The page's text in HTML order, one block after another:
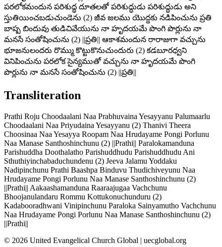
పరలోకమందున పరిశుద్ధ దూతలతో పరిశుద్ధుడు పరిశుద్ధుడు అని
స్తుతియించబడుచుండెను (2) జీవ జలము యొద్దకు నడిపించును ప్రతి
బాష్ప బిందువు తుడిచివేయును నా హృదయమే పొంగి పొర్లును నా
మనసే సంతోషించును (2) ||ప్రతి|| ఆకాశమందున రారాజుగా వచ్చును
భూజనులందరు రొమ్ము కొట్టుకొనుచుందురు (2) కడబూరధ్వని
వినిపించును పరలోక సైన్యముతో వచ్చును నా హృదయమే పొంగి
పొర్లును నా మనసే సంతోషించును (2) ||ప్రతి||
Transliteration
Prathi Roju Choodaalani Naa Prabhuvaina Yesayyanu Palumaarlu
Choodaalani Naa Priyudaina Yesayyanu (2) Thanivi Theera
Choosinaa Naa Yesayya Roopam Naa Hrudayame Pongi Porlunu
Naa Manase Santhoshinchunu (2) ||Prathi|| Paralokamanduna
Parishuddha Doothalatho Parishuddhudu Parishuddhudu Ani
Sthuthiyinchabaduchundenu (2) Jeeva Jalamu Yoddaku
Nadipinchunu Prathi Baashpa Binduvu Thudichiveyunu Naa
Hrudayame Pongi Porlunu Naa Manase Santhoshinchunu (2)
||Prathi|| Aakaashamanduna Raaraajugaa Vachchunu
Bhoojanulandaru Rommu Kottukonuchunduru (2)
Kadabooradhwani Vinipinchunu Paraloka Sainyamutho Vachchunu
Naa Hrudayame Pongi Porlunu Naa Manase Santhoshinchunu (2)
||Prathi||
© 2026 United Evangelical Church Global | uecglobal.org